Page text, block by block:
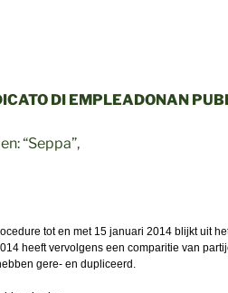
DI EMPLEADONAN
“Seppa”,
tot en met 15 januari 2014 blijkt uit
heeft vervolgens een comparitie van
gere- en dupliceerd.